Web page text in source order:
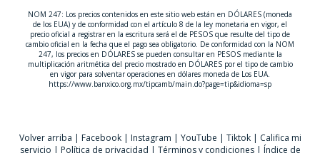
NOM 247: Los precios contenidos en este sitio web están en DÓLARES (moneda
de los EUA) y de conformidad con el artículo 8 de la ley monetaria en vigor, el
precio oficial a registrar en la escritura será el de PESOS que resulte del tipo de
cambio oficial en la fecha que el pago sea obligatorio. De conformidad con la NOM
247, los precios en DÓLARES se pueden consultar en PESOS mediante la
multiplicación aritmética del precio mostrado en DÓLARES por el tipo de cambio
en vigor para solventar operaciones en dólares moneda de Los EUA.
https://www.banxico.org.mx/tipcamb/main.do?page=tip&idioma=sp
Volver arriba | Facebook| Instagram | YouTube | Tiktok| Califica mi
servicio | Política de privacidad | Términos y condiciones| Índice de